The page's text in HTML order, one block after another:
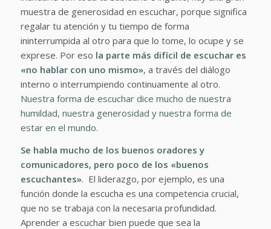
muestra de generosidad en escuchar, porque significa
regalar tu atención y tu tiempo de forma
ininterrumpida al otro para que lo tome, lo ocupe y se
exprese. Por eso la parte más difícil de escuchar es
«no hablar con uno mismo», a través del diálogo
interno o interrumpiendo continuamente al otro.
Nuestra forma de escuchar dice mucho de nuestra
humildad, nuestra generosidad y nuestra forma de
estar en el mundo.
Se habla mucho de los buenos oradores y
comunicadores, pero poco de los «buenos
escuchantes». El liderazgo, por ejemplo, es una
función donde la escucha es una competencia crucial,
que no se trabaja con la necesaria profundidad.
Aprender a escuchar bien puede que sea la